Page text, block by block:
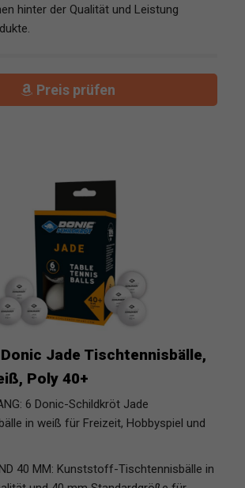
hinter der Qualität und Leistung
Preis prüfen
Jade Tischtennisbälle,
Poly 40+
6 Donic-Schildkröt Jade
in weiß für Freizeit, Hobbyspiel und
40 MM: Kunststoff-Tischtennisbälle in